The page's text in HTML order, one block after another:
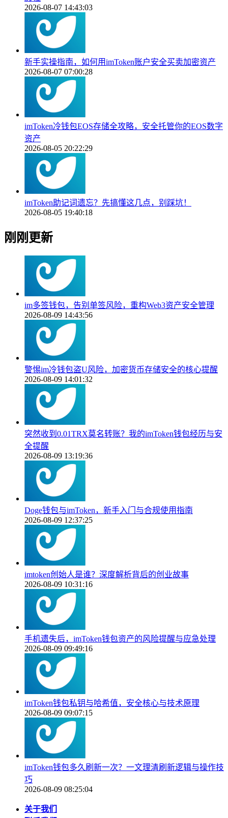
2026-08-07 14:43:03
新手实操指南，如何用imToken账户安全买卖加密资产
2026-08-07 07:00:28
imToken冷钱包EOS存储全攻略，安全托管你的EOS数字
资产
2026-08-05 20:22:29
imToken助记词遗忘？先搞懂这几点，别踩坑！
2026-08-05 19:40:18
刚刚更新
im多签钱包，告别单签风险，重构Web3资产安全管理
2026-08-09 14:43:56
警惕im冷钱包盗U风险，加密货币存储安全的核心提醒
2026-08-09 14:01:32
突然收到0.01TRX莫名转账？我的imToken钱包经历与安
全提醒
2026-08-09 13:19:36
Doge钱包与imToken，新手入门与合规使用指南
2026-08-09 12:37:25
imtoken创始人是谁？深度解析背后的创业故事
2026-08-09 10:31:16
手机遗失后，imToken钱包资产的风险提醒与应急处理
2026-08-09 09:49:16
imToken钱包私钥与哈希值，安全核心与技术原理
2026-08-09 09:07:15
imToken钱包多久刷新一次？一文理清刷新逻辑与操作技
巧
2026-08-09 08:25:04
关于我们